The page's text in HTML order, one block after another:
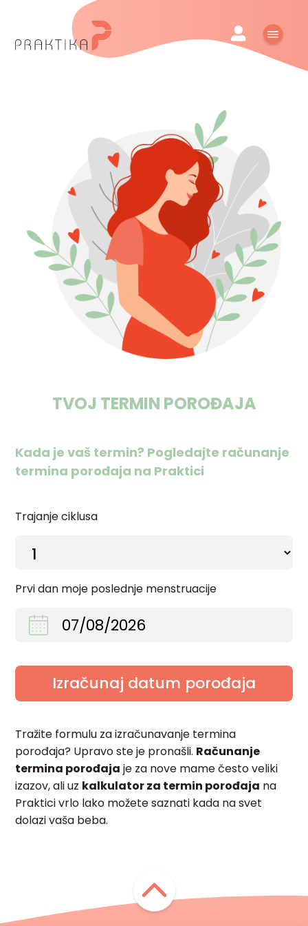
TVOJ TERMIN POROĐAJA
Kada je vaš termin? Pogledajte računanje
termina porođaja na Praktici
Trajanje ciklusa
Prvi dan moje poslednje menstruacije
07/08/2026
Tražite formulu za izračunavanje termina
porođaja? Upravo ste je pronašli. Računanje
termina porođaja je za nove mame često veliki
izazov, ali uz kalkulator za termin porođaja na
Praktici vrlo lako možete saznati kada na svet
dolazi vaša beba.